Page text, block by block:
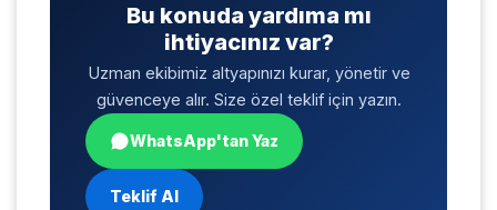
Bu konuda yardıma mı
ihtiyacınız var?
Uzman ekibimiz altyapınızı kurar, yönetir ve
güvenceye alır. Size özel teklif için yazın.
WhatsApp'tan Yaz
Teklif Al